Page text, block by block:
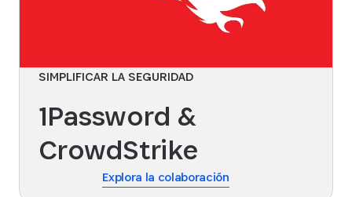
SIMPLIFICAR LA SEGURIDAD
1Password &
CrowdStrike
Explora la colaboración